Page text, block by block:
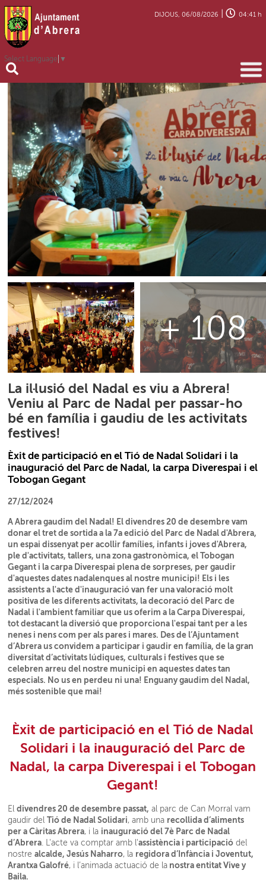
Select Language ▼
DIJOUS, 06/08/2026 04:41 h
+ 108
La il·lusió del Nadal es viu a Abrera!
Veniu al Parc de Nadal per passar-ho
bé en família i gaudiu de les activitats
festives!
Èxit de participació en el Tió de Nadal Solidari i la
inauguració del Parc de Nadal, la carpa Diverespai i el
Tobogan Gegant
27/12/2024
A Abrera gaudim del Nadal! El divendres 20 de desembre vam
donar el tret de sortida a la 7a edició del Parc de Nadal d'Abrera,
un espai dissenyat per acollir famílies, infants i joves d'Abrera,
ple d'activitats, tallers, una zona gastronòmica, el Tobogan
Gegant i la carpa Diverespai plena de sorpreses, per gaudir
d'aquestes dates nadalenques al nostre municipi! Els i les
assistents a l'acte d'inauguració van fer una valoració molt
positiva de les diferents activitats, la decoració del Parc de
Nadal i l'ambient familiar que us oferim a la Carpa Diverespai,
tot destacant la diversió que proporciona l'espai tant per a les
nenes i nens com per als pares i mares. Des de l’Ajuntament
d’Abrera us convidem a participar i gaudir en família, de la gran
diversitat d’activitats lúdiques, culturals i festives que se
celebren arreu del nostre municipi en aquestes dates tan
especials. No us en perdeu ni una! Enguany gaudim del Nadal,
més sostenible que mai!
Èxit de participació en el Tió de Nadal
Solidari i la inauguració del Parc de
Nadal, la carpa Diverespai i el Tobogan
Gegant!
Eldivendres 20 de desembre passat, al parc de Can Morral vam
gaudir delTió de Nadal Solidari, amb una recollida d’aliments
per a Càritas Abrera, i la inauguració del 7è Parc de Nadal
d’Abrera. L'acte va comptar amb l'assistència i participació del
nostrealcalde, Jesús Naharro, la regidora d’Infància i Joventut,
Arantxa Galofré, i l’animada actuació de la nostra entitat Vive y
Baila.